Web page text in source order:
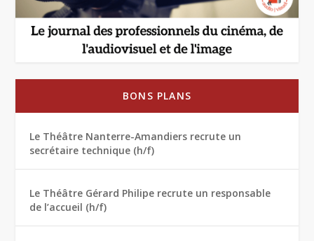
BONS PLANS
Le Théâtre Nanterre-Amandiers recrute un
secrétaire technique (h/f)
Le Théâtre Gérard Philipe recrute un responsable
de l’accueil (h/f)